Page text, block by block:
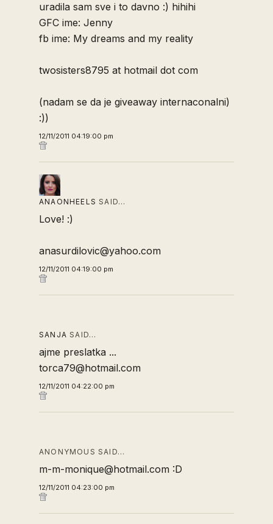
uradila sam sve i to davno :) hihihi
GFC ime: Jenny
fb ime: My dreams and my reality
twosisters8795 at hotmail dot com
(nadam se da je giveaway internaconalni)
:))
12/11/2011 04:19:00 pm
ANAONHEELS SAID…
Love! :)
anasurdilovic@yahoo.com
12/11/2011 04:19:00 pm
SANJA SAID…
ajme preslatka ...
torca79@hotmail.com
12/11/2011 04:22:00 pm
ANONYMOUS SAID…
m-m-monique@hotmail.com :D
12/11/2011 04:23:00 pm